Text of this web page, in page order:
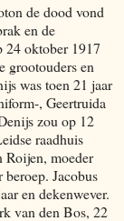
de dood vond
en de
24 oktober 1917
grootouders en
was toen 21 jaar
, Geertruida
zou op 12
raadhuis
Roijen, moeder
Jacobus
en dekenwever.
van den Bos, 22